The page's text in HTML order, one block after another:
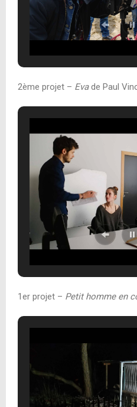
2ème projet – Evade Paul
1er projet – Petit homme en